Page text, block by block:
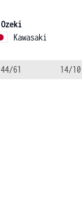
Ozeki
Kawasaki
44/61 14/10